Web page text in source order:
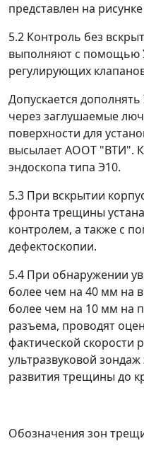
представлен на
5.2 Контроль без
выполняют с помощью
регулирующих
Допускается
через заглушаемые
поверхности для
высылает АООТ "ВТИ".
эндоскопа типа Э10.
5.3 При вскрытии
фронта трещины
контролем, а также с
дефектоскопии.
5.4 При обнаружении
более чем на 40 мм на
более чем на 10 мм на
разъема, проводят
фактической скорости
ультразвуковой
развития трещины до
Обозначения зон